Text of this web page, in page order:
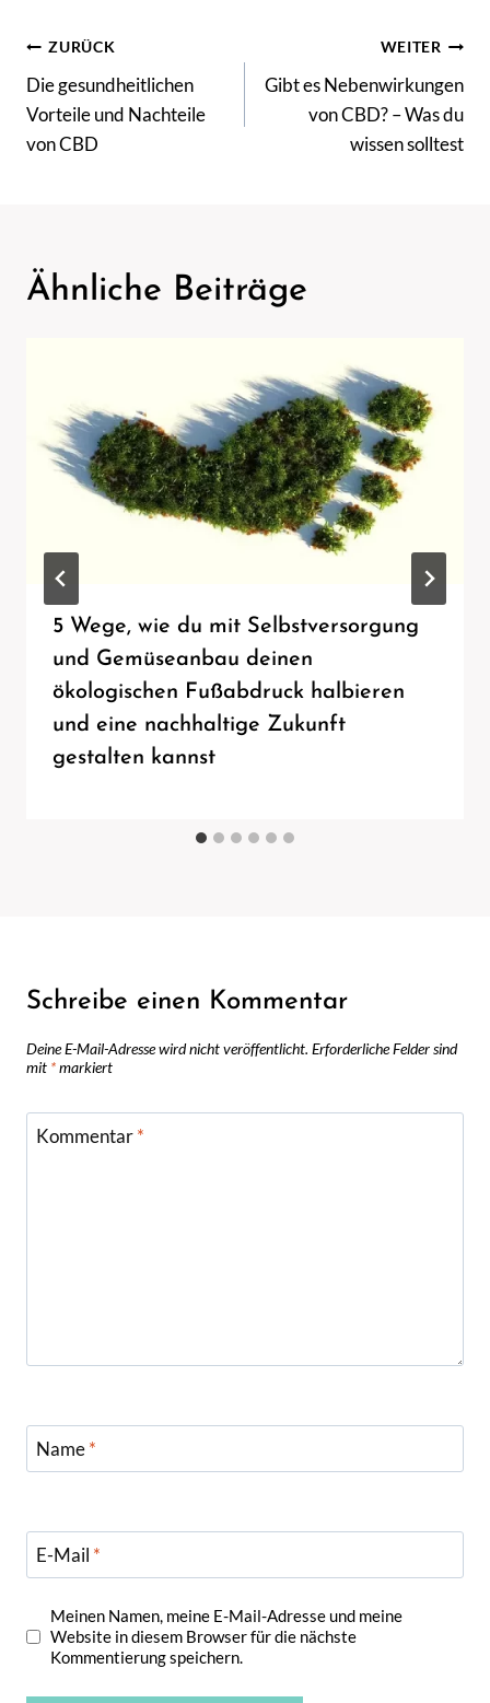
Beitrags-
Navigation
ZURÜCK
Die gesundheitlichen
Vorteile und Nachteile
von CBD
WEITER
Gibt es Nebenwirkungen
von CBD? – Was du
wissen solltest
Ähnliche Beiträge
5 Wege, wie du mit Selbstversorgung
und Gemüseanbau deinen
ökologischen Fußabdruck halbieren
und eine nachhaltige Zukunft
gestalten kannst
Schreibe einen Kommentar
Deine E-Mail-Adresse wird nicht veröffentlicht. Erforderliche Felder sind
mit *markiert
Kommentar*
Name*
E-Mail *
Meinen Namen, meine E-Mail-Adresse und meine
Website in diesem Browser für die nächste
Kommentierung speichern.